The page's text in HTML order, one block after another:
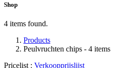
Shop
4 items found.
Products
Peulvruchten chips - 4 items
Pricelist : Verkoopprijslijst